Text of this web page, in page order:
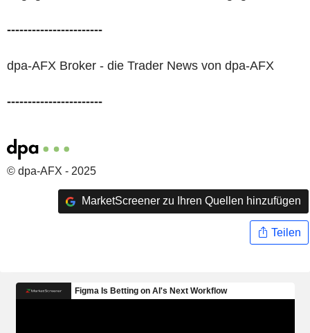
-----------------------
dpa-AFX Broker - die Trader News von dpa-AFX
-----------------------
© dpa-AFX - 2025
MarketScreener zu Ihren Quellen hinzufügen
Teilen